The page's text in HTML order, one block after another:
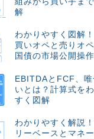
解
わかりやすく図解
買いオペと売りオ
国債の市場公開操
EBITDAとFCF、唯
いとは？計算式を
すく図解
わかりやすく解説
リーベースとマネ